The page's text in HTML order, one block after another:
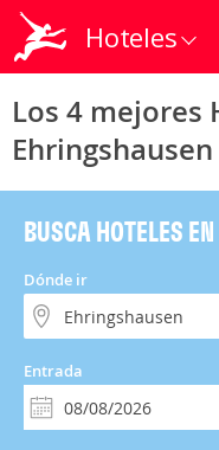
Hoteles
Los 4 mejores
Ehringshausen
BUSCA HOTELES
Dónde ir
Entrada